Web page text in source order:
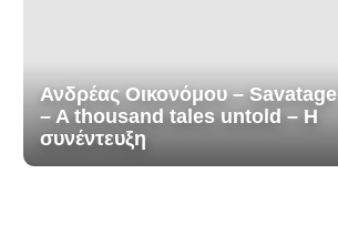
Ανδρέας Οικονόμου – Savatage
– A thousand tales untold – H
συνέντευξη